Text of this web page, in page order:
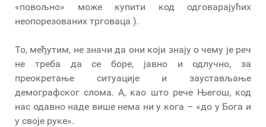
«повољно» може купити код одговарајућих
неопорезованих трговаца ).
То, међутим, не значи да они који знају о чему је реч
не треба да се боре, јавно и одлучно, за
преокретање ситуације и заустављање
демографског слома. А, као што рече Његош, код
нас одавно наде више нема ни у кога – «до у Бога и
у своје руке».